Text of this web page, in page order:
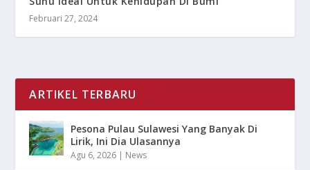
Februari 27, 2024
ARTIKEL TERBARU
Pesona Pulau Sulawesi Yang Banyak Di
Lirik, Ini Dia Ulasannya
Agu 6, 2026 | News